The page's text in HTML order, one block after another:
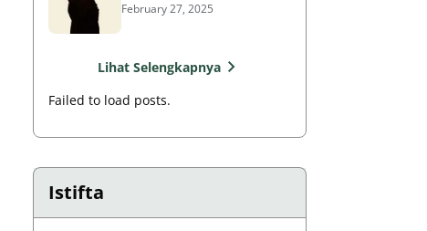
February 27, 2025
Lihat Selengkapnya
Failed to load posts.
Istifta